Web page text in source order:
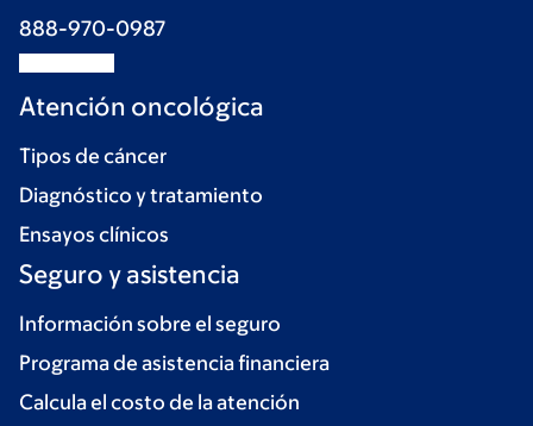
888-970-0987
Atención oncológica
Tipos de cáncer
Diagnóstico y tratamiento
Ensayos clínicos
Seguro y asistencia
Información sobre el seguro
Programa de asistencia financiera
Calcula el costo de la atención